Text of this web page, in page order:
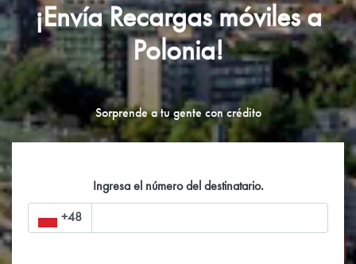
¡Envía Recargas móviles a
Polonia!
Sorprende a tu gente con crédito
Ingresa el número del destinatario.
+48